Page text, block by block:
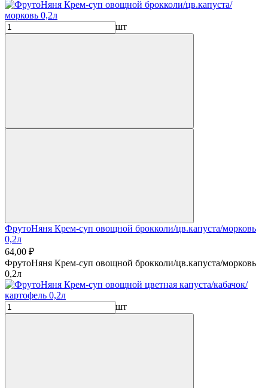
шт
ФрутоНяня Крем-суп овощной брокколи/цв.капуста/морковь
0,2л
64,00 ₽
ФрутоНяня Крем-суп овощной брокколи/цв.капуста/морковь
0,2л
шт